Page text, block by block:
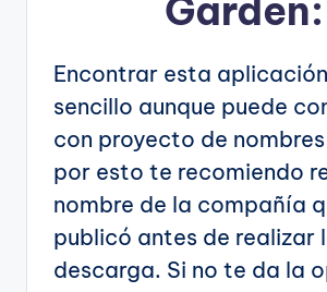
Garden:
Encontrar esta
sencillo aunque puede
con proyecto de
por esto te recomiendo
nombre de la compañía
publicó antes de realizar
descarga. Si no te da la